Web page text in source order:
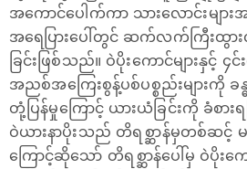
အကောင်ပေါက်ကာ သားလောင်းများ
အ‌ရေပြားပေါ်တွင် ဆက်လက်ကြီးထွ
ခြင်းဖြစ်သည်။ ဝဲပိုးကောင်များနှင့် ၄င်
အညစ်အကြေးစွန့်ပစ်ပစ္စည်းများကို
တုံ့ပြန်မှုကြောင့် ယားယံခြင်းကို ခံစား
ဝဲယားနာပိုးသည် တိရစ္ဆာန်မှတစ်ဆင့်
ကြောင့်ဆိုသော် တိရစ္ဆာန်ပေါ်မှ ဝဲပို